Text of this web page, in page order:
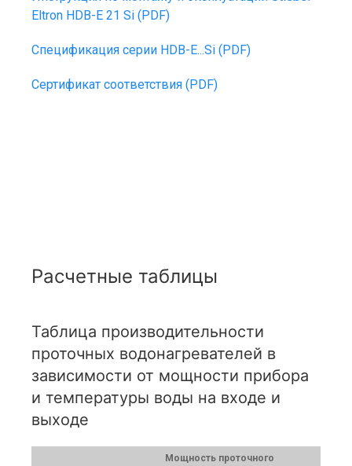
Eltron HDB-E 21 Si (PDF)
Спецификация серии HDB-E...Si (PDF)
Сертификат соответствия (PDF)
Расчетные таблицы
Таблица производительности
проточных водонагревателей в
зависимости от мощности прибора
и температуры воды на входе и
выходе
Мощность проточного